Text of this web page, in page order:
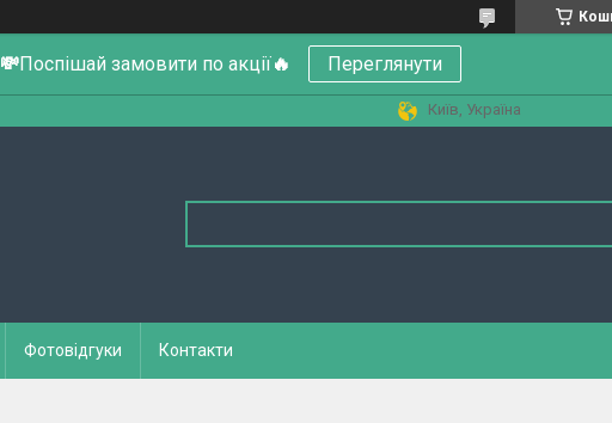
💸Поспішай замовити по акції🔥 Переглянути
Київ, Україна
Фотовідгуки Контакти